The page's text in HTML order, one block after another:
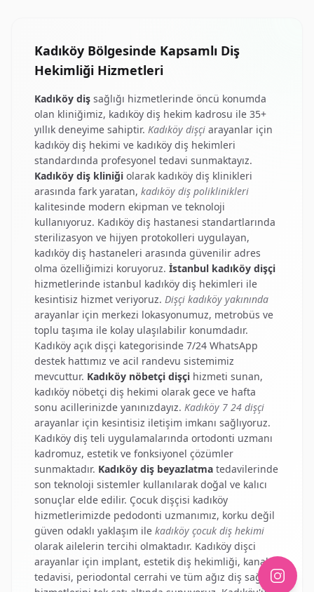
Kadıköy Bölgesinde Kapsamlı Diş
Hekimliği Hizmetleri
Kadıköy diş sağlığı hizmetlerinde öncü konumda
olan kliniğimiz, kadıköy diş hekim kadrosu ile 35+
yıllık deneyime sahiptir. Kadıköy dişçi arayanlar için
kadıköy diş hekimi ve kadıköy diş hekimleri
standardında profesyonel tedavi sunmaktayız.
Kadıköy diş kliniği olarak kadıköy diş klinikleri
arasında fark yaratan, kadıköy diş poliklinikleri
kalitesinde modern ekipman ve teknoloji
kullanıyoruz. Kadıköy diş hastanesi standartlarında
sterilizasyon ve hijyen protokolleri uygulayan,
kadıköy diş hastaneleri arasında güvenilir adres
olma özelliğimizi koruyoruz. İstanbul kadıköy dişçi
hizmetlerinde istanbul kadıköy diş hekimleri ile
kesintisiz hizmet veriyoruz. Dişçi kadıköy yakınında
arayanlar için merkezi lokasyonumuz, metrobüs ve
toplu taşıma ile kolay ulaşılabilir konumdadır.
Kadıköy açık dişçi kategorisinde 7/24 WhatsApp
destek hattımız ve acil randevu sistemimiz
mevcuttur. Kadıköy nöbetçi dişçi hizmeti sunan,
kadıköy nöbetçi diş hekimi olarak gece ve hafta
sonu acillerinizde yanınızdayız. Kadıköy 7 24 dişçi
arayanlar için kesintisiz iletişim imkanı sağlıyoruz.
Kadıköy diş teli uygulamalarında ortodonti uzmanı
kadromuz, estetik ve fonksiyonel çözümler
sunmaktadır. Kadıköy diş beyazlatma tedavilerinde
son teknoloji sistemler kullanılarak doğal ve kalıcı
sonuçlar elde edilir. Çocuk dişçisi kadıköy
hizmetlerimizde pedodonti uzmanımız, korku değil
güven odaklı yaklaşım ile kadıköy çocuk diş hekimi
olarak ailelerin tercihi olmaktadır. Kadıköy dişci
arayanlar için implant, estetik diş hekimliği, kanal
tedavisi, periodontal cerrahi ve tüm ağız diş sağlığı